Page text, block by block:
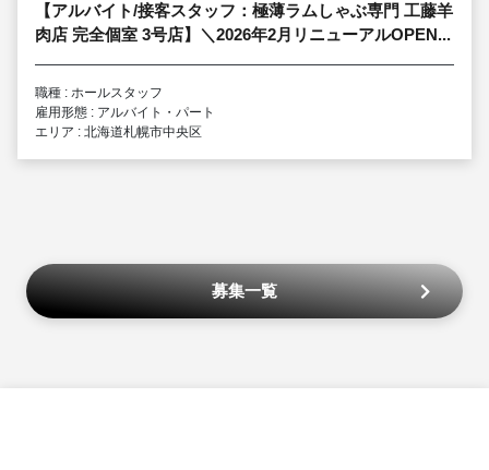
【アルバイト/接客スタッフ：極薄ラムしゃぶ専門 工藤羊
肉店 完全個室 3号店】＼2026年2月リニューアルOPEN...
職種 : ホールスタッフ
雇用形態 : アルバイト・パート
エリア : 北海道札幌市中央区
募集一覧